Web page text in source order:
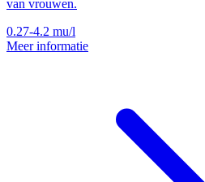
van vrouwen.
0.27-4.2 mu/l
Meer informatie